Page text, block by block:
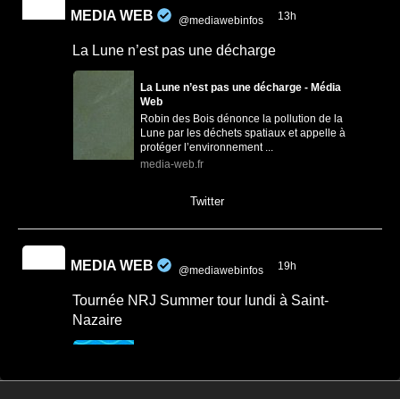
MEDIA WEB @mediawebinfos 13h
La Lune n’est pas une décharge
La Lune n’est pas une décharge - Média
Web
Robin des Bois dénonce la pollution de la
Lune par les déchets spatiaux et appelle à
protéger l’environnement ...
media-web.fr
Twitter
MEDIA WEB @mediawebinfos 19h
Tournée NRJ Summer tour lundi à Saint-
Nazaire